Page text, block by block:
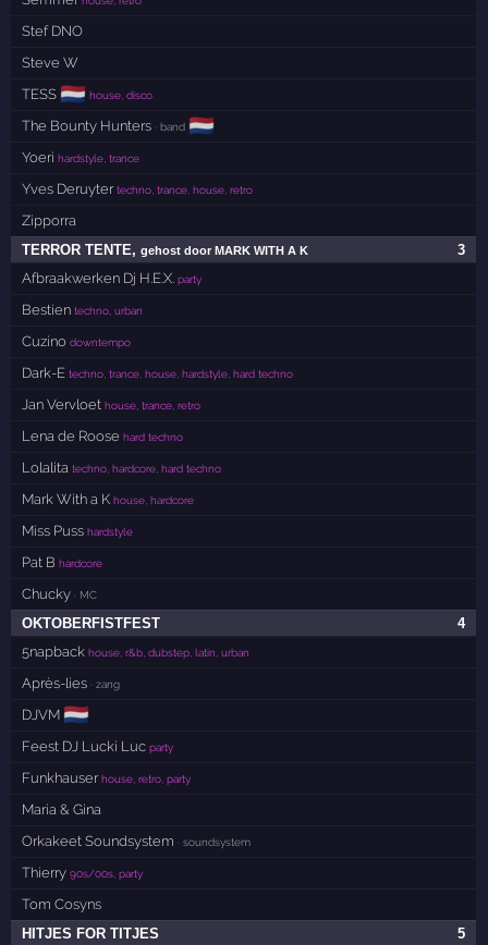
Stef DNO
Steve W
TESS 🇳🇱 house, disco
The Bounty Hunters · band 🇳🇱
Yoeri hardstyle, trance
Yves Deruyter techno, trance, house, retro
Zipporra
3
TERROR TENTE,gehost door MARK WITH A K
Afbraakwerken Dj H.E.X. party
Bestien techno, urban
Cuzino downtempo
Dark-E techno, trance, house, hardstyle, hard techno
Jan Vervloet house, trance, retro
Lena de Roose hard techno
Lolalita techno, hardcore, hard techno
Mark With a K house, hardcore
Miss Puss hardstyle
Pat B hardcore
Chucky · MC
4
OKTOBERFISTFEST
5napback house, r&b, dubstep, latin, urban
Après-lies · zang
DJVM 🇳🇱
Feest DJ Lucki Luc party
Funkhauser house, retro, party
Maria & Gina
Orkakeet Soundsystem · soundsystem
Thierry 90s/00s, party
Tom Cosyns
5
HITJES FOR TITJES